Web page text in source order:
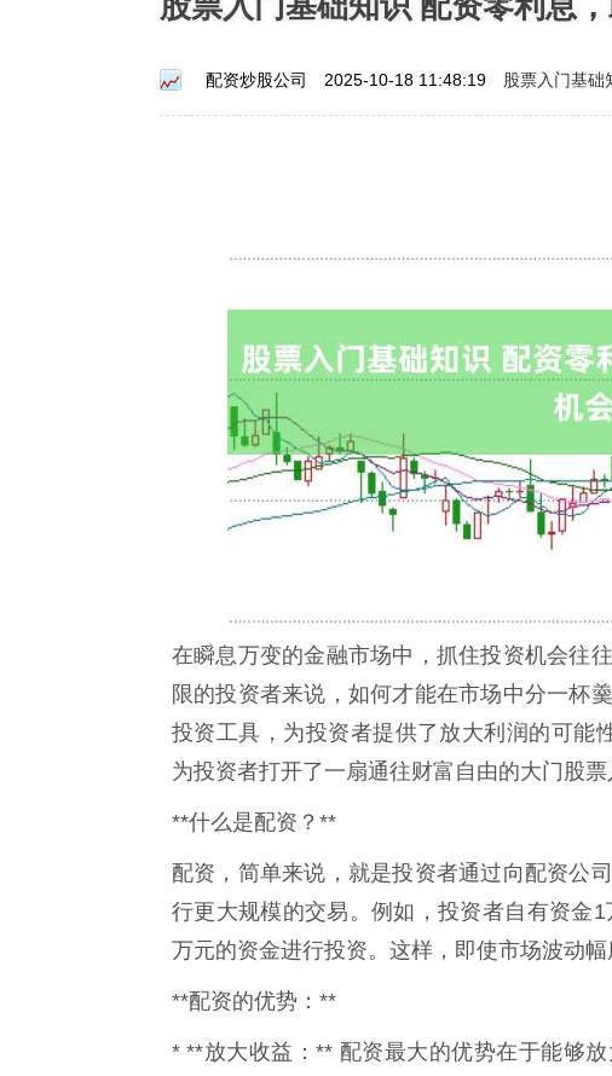
配资炒股公司 2025-10-18 11:48:19 股票入门基础
在瞬息万变的金融市场中，抓住投资机会往
限的投资者来说，如何才能在市场中分一杯
投资工具，为投资者提供了放大利润的可能
为投资者打开了一扇通往财富自由的大门股
**什么是配资？**
配资，简单来说，就是投资者通过向配资公
行更大规模的交易。例如，投资者自有资金
万元的资金进行投资。这样，即使市场波动
**配资的优势：**
* **放大收益：** 配资最大的优势在于能够